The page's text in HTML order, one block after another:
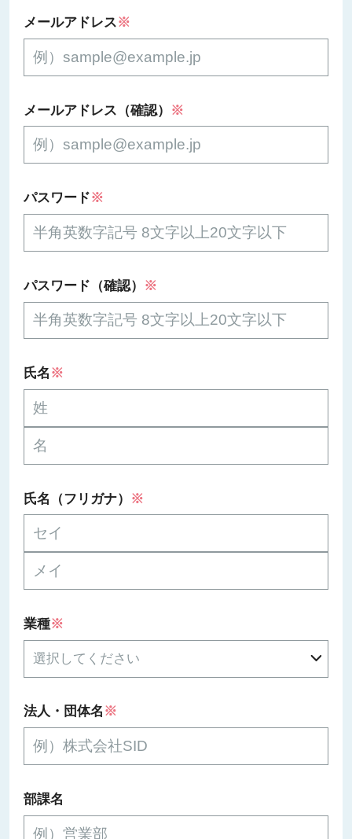
メールアドレス※
メールアドレス（確認） ※
パスワード※
パスワード（確認） ※
氏名 ※
氏名（フリガナ） ※
業種※
法人・団体名 ※
部課名